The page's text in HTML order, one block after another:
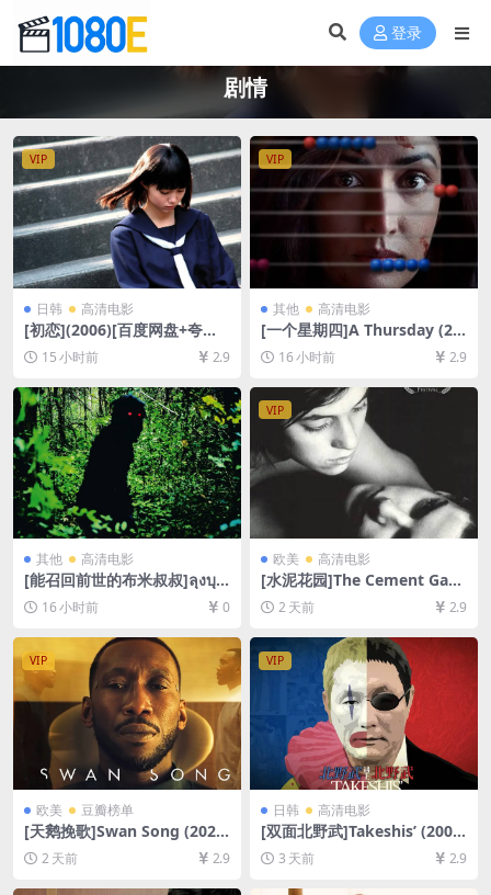
登录
剧情
VIP
日韩 高清电影
[初恋](2006)[百度网盘+夸克
网盘1080P超清未删减资源]
[网盘在线播放/下载][MP4/7.
15 小时前 2.9
VIP
其他 高清电影
[一个星期四]A Thursday (20
22)[百度网盘+夸克网盘1080P
超清未删减资源][网盘在线播
幕]
16 小时前 2.9
其他 高清电影
[能召回前世的布米叔叔]ลุงบุญ
มีระลึกชาติ (2010)[百度网盘
+夸克网盘1080P超清未删减
资源][网盘在线播放/下载][MP
4/7.2GB][中文字幕]
16 小时前 0
VIP
欧美 高清电影
[水泥花园]The Cement Gard
en (1993)[百度网盘+夸克网盘
1080P超清未删减资源][网盘
在线播放/下载][MP4/6.9GB]
[中文字幕]
2 天前 2.9
VIP
欧美 豆瓣榜单
[天鹅挽歌]Swan Song (2021)
[百度网盘+夸克网盘1080P超
清未删减资源][网盘在线播放/
下载][MP4/7.5GB][中英字幕]
2 天前 2.9
VIP
日韩 高清电影
[双面北野武]Takeshis’ (2005)
[百度网盘+夸克网盘1080P超
清未删减资源][网盘在线播放/
下载][MP4/7.4GB][中文字幕]
3 天前 2.9